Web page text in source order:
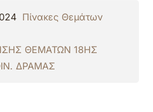
Πίνακες Θεμάτων
ΘΕΜΑΤΩΝ 18ΗΣ
ΔΡΑΜΑΣ